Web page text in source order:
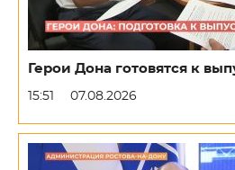
Герои Дона готовятся к
15:51 07.08.2026